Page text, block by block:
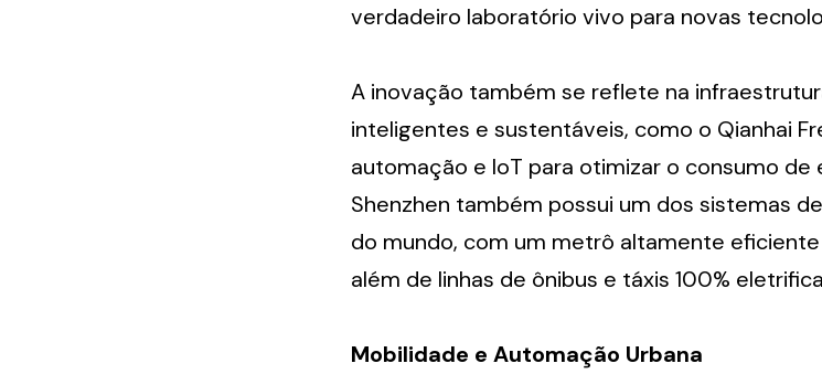
verdadeiro laboratório vivo para novas
A inovação também se reflete na
inteligentes e sustentáveis, como o Qianhai
automação e IoT para otimizar o consumo de
Shenzhen também possui um dos sistemas
do mundo, com um metrô altamente
além de linhas de ônibus e táxis 100%
Mobilidade e Automação Urbana